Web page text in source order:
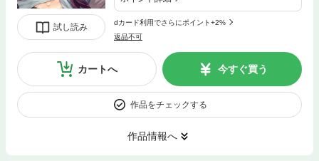
試し読み
dカード利用でさらにポイント+2%
返品不可
カートへ 今すぐ買う
作品をチェックする
作品情報へ